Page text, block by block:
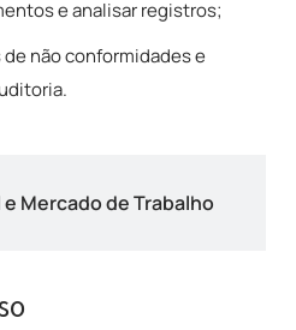
Mercado de Trabalho
e analisar registros;
não conformidades e